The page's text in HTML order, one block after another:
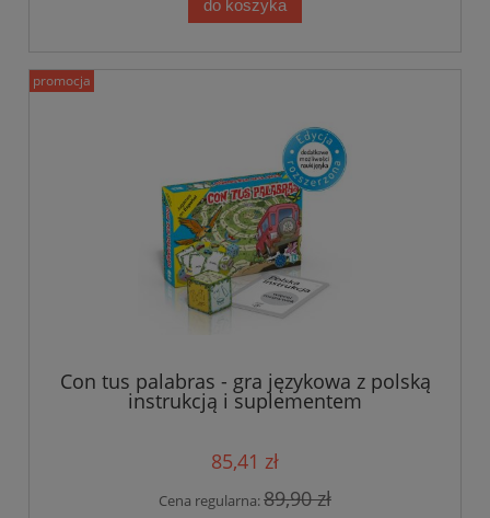
do koszyka
Con tus palabras - gra językowa z polską
instrukcją i suplementem
85,41 zł
Cena regularna:89,90 zł
promocja